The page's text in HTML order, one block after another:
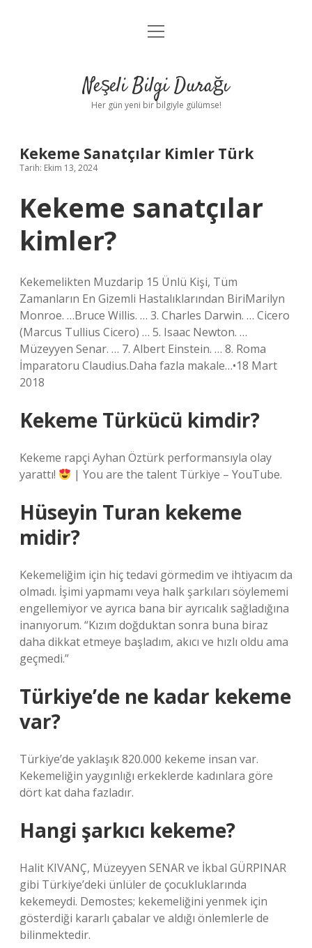
Anasayfa
Yasal Uyarı
menüyü
Neşeli Bilgi Durağı
Her gün yeni bir bilgiyle gülümse!
Kekeme Sanatçılar Kimler Türk
Tarih: Ekim 13, 2024
Kekeme sanatçılar
kimler?
Kekemelikten Muzdarip 15 Ünlü Kişi, Tüm
Zamanların En Gizemli Hastalıklarından BiriMarilyn
Monroe. …Bruce Willis. … 3. Charles Darwin. … Cicero
(Marcus Tullius Cicero) … 5. Isaac Newton. …
Müzeyyen Senar. … 7. Albert Einstein. … 8. Roma
İmparatoru Claudius.Daha fazla makale…•18 Mart
2018
Kekeme Türkücü kimdir?
Kekeme rapçi Ayhan Öztürk performansıyla olay
yarattı!
| You are the talent Türkiye – YouTube.
Hüseyin Turan kekeme
midir?
Kekemeliğim için hiç tedavi görmedim ve ihtiyacım da
olmadı. İşimi yapmamı veya halk şarkıları söylememi
engellemiyor ve ayrıca bana bir ayrıcalık sağladığına
inanıyorum. “Kızım doğduktan sonra buna biraz
daha dikkat etmeye başladım, akıcı ve hızlı oldu ama
geçmedi.”
Türkiye’de ne kadar kekeme
var?
Türkiye’de yaklaşık 820.000 kekeme insan var.
Kekemeliğin yaygınlığı erkeklerde kadınlara göre
dört kat daha fazladır.
Hangi şarkıcı kekeme?
Halit KIVANÇ, Müzeyyen SENAR ve İkbal GÜRPINAR
gibi Türkiye’deki ünlüler de çocukluklarında
kekemeydi. Demostes; kekemeliğini yenmek için
gösterdiği kararlı çabalar ve aldığı önlemlerle de
bilinmektedir.